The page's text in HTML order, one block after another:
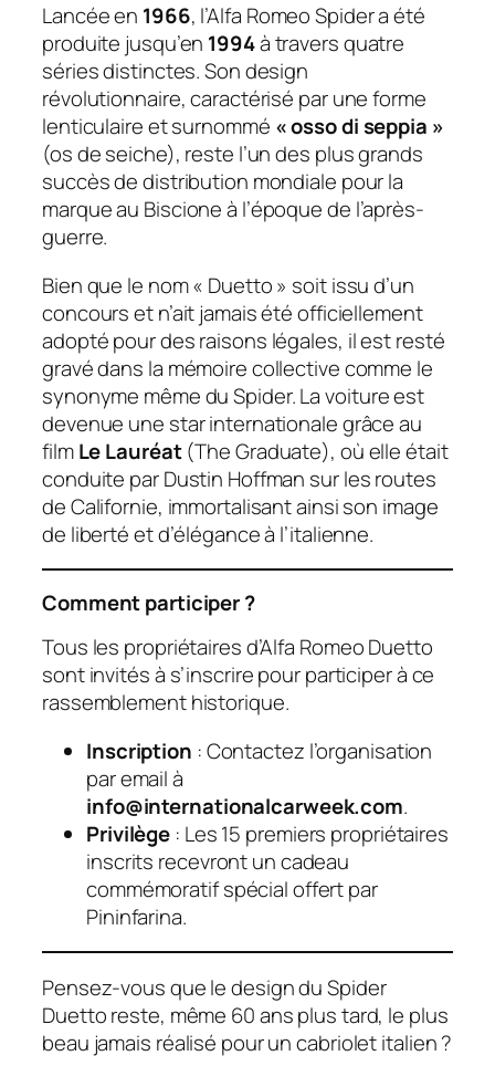
Lancée en 1966, l’Alfa Romeo Spider a été
produite jusqu’en 1994à travers quatre
séries distinctes. Son design
révolutionnaire, caractérisé par une forme
lenticulaire et surnommé « osso di seppia »
(os de seiche), reste l’un des plus grands
succès de distribution mondiale pour la
marque au Biscione à l’époque de l’après-
guerre.
Bien que le nom « Duetto » soit issu d’un
concours et n’ait jamais été officiellement
adopté pour des raisons légales, il est resté
gravé dans la mémoire collective comme le
synonyme même du Spider. La voiture est
devenue une star internationale grâce au
filmLe Lauréat(The Graduate), où elle était
conduite par Dustin Hoffman sur les routes
de Californie, immortalisant ainsi son image
de liberté et d’élégance à l’italienne.
Comment participer ?
Tous les propriétaires d’Alfa Romeo Duetto
sont invités à s’inscrire pour participer à ce
rassemblement historique.
Inscription : Contactez l’organisation
par email à
info@internationalcarweek.com.
Privilège : Les 15 premiers propriétaires
inscrits recevront un cadeau
commémoratif spécial offert par
Pininfarina.
Pensez-vous que le design du Spider
Duetto reste, même 60 ans plus tard, le plus
beau jamais réalisé pour un cabriolet italien ?